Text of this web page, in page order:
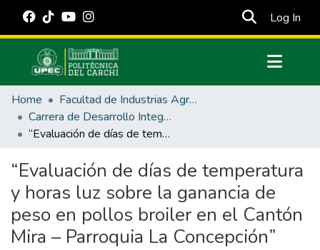
Log In
Communities & Collections
All of DSpace
Statistics
Estadísticas Externas
Manuales
Home
Facultad de Industrias Agropecuarias y Ciencias Ambientales
Carrera de Desarrollo Integral Agropecuario
“Evaluación de días de temperatura y horas luz sobre la ganancia de peso en pollos broiler en el Cantón Mira – Parroquia La Concepción”
“Evaluación de días de temperatura
y horas luz sobre la ganancia de
peso en pollos broiler en el Cantón
Mira – Parroquia La Concepción”